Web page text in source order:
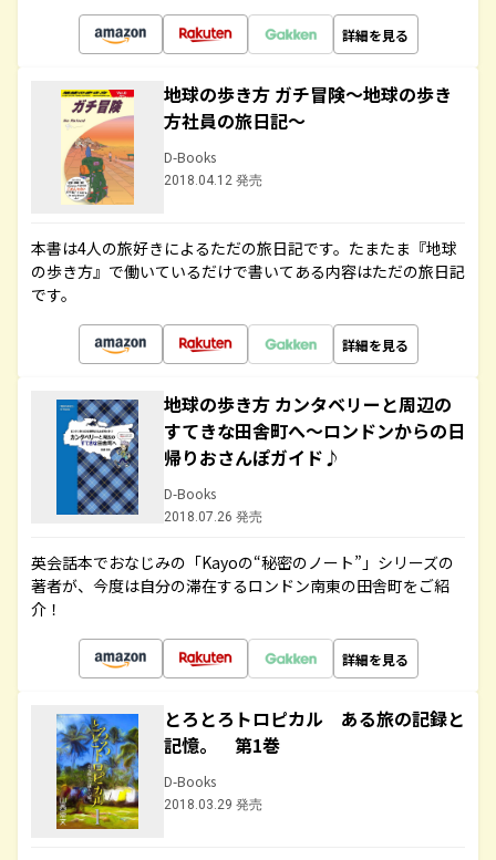
詳細を見る
地球の歩き方 ガチ冒険～地球の歩き
方社員の旅日記～
D-Books
2018.04.12 発売
本書は4人の旅好きによるただの旅日記です。たまたま『地球
の歩き方』で働いているだけで書いてある内容はただの旅日記
です。
詳細を見る
地球の歩き方 カンタベリーと周辺の
すてきな田舎町へ～ロンドンからの日
帰りおさんぽガイド♪
D-Books
2018.07.26 発売
英会話本でおなじみの「Kayoの“秘密のノート”」シリーズの
著者が、今度は自分の滞在するロンドン南東の田舎町をご紹
介！
詳細を見る
とろとろトロピカル ある旅の記録と
記憶。 第1巻
D-Books
2018.03.29 発売